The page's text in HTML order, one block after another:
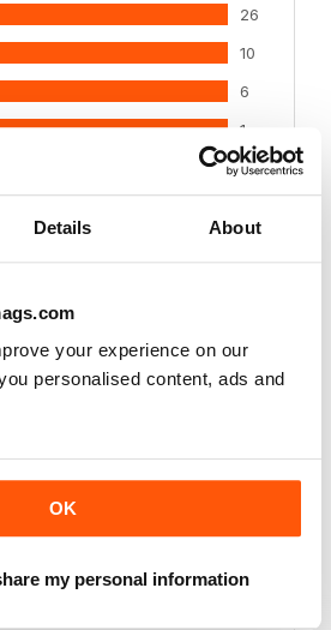
Details About
your experience on our
personalised content, ads and
OK
my personal information
26
10
6
1
0
dance reviews and dance
to cover mainly ballet and